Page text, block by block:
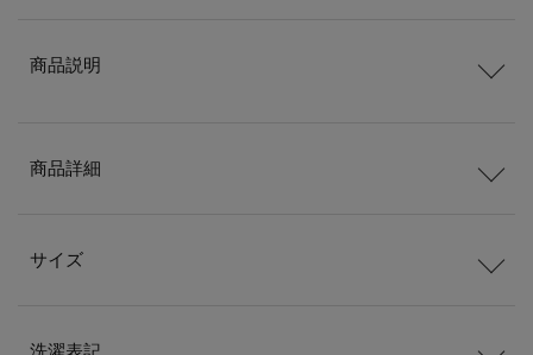
商品説明
商品詳細
サイズ
洗濯表記